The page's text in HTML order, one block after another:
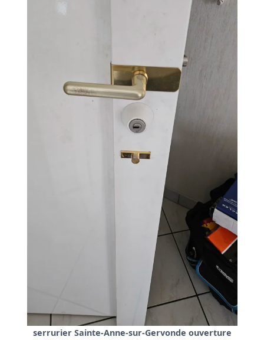
serrurier Sainte-Anne-sur-Gervonde ouverture